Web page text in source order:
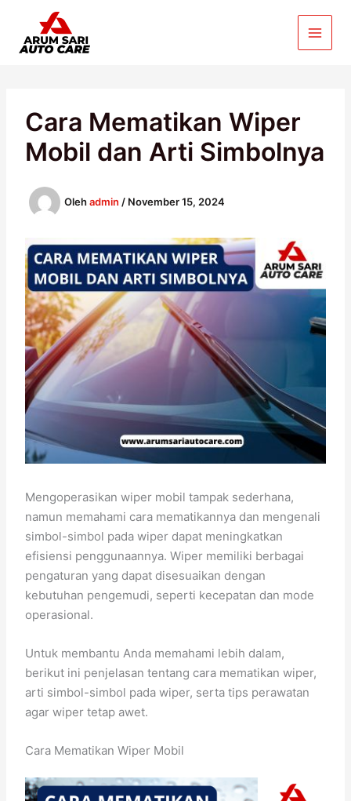
konten
Cara Mematikan Wiper
Mobil dan Arti Simbolnya
Olehadmin / November 15, 2024
Mengoperasikan wiper mobil tampak sederhana,
namun memahami cara mematikannya dan mengenali
simbol-simbol pada wiper dapat meningkatkan
efisiensi penggunaannya. Wiper memiliki berbagai
pengaturan yang dapat disesuaikan dengan
kebutuhan pengemudi, seperti kecepatan dan mode
operasional.
Untuk membantu Anda memahami lebih dalam,
berikut ini penjelasan tentang cara mematikan wiper,
arti simbol-simbol pada wiper, serta tips perawatan
agar wiper tetap awet.
Cara Mematikan Wiper Mobil